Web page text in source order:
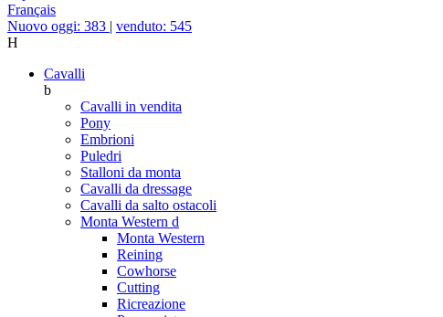
Français
Nuovo oggi: 383 | venduto: 545
H
Cavalli
b
Cavalli in vendita
Pony
Embrioni
Puledri
Stalloni da monta
Cavalli da dressage
Cavalli da salto ostacoli
Monta Western d
Monta Western
Reining
Cowhorse
Cutting
Ricreazione